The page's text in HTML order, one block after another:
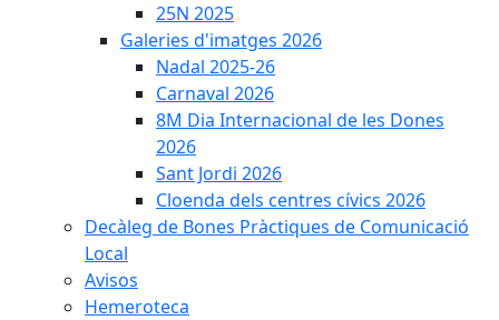
25N 2025
Galeries d'imatges 2026
Nadal 2025-26
Carnaval 2026
8M Dia Internacional de les Dones
2026
Sant Jordi 2026
Cloenda dels centres cívics 2026
Decàleg de Bones Pràctiques de Comunicació
Local
Avisos
Hemeroteca